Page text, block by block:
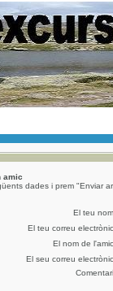
amic
dades i prem "Enviar
El teu nom
El teu correu electrònic
El nom de l'amic
El seu correu electrònic
Comentari